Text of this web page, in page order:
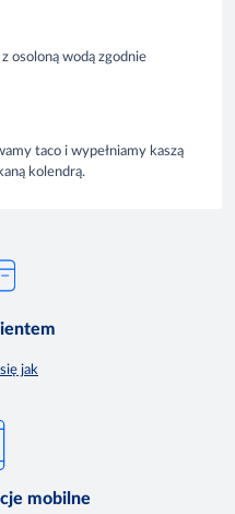
osoloną wodą zgodnie
taco i wypełniamy kaszą
kolendrą.
jak
mobilne